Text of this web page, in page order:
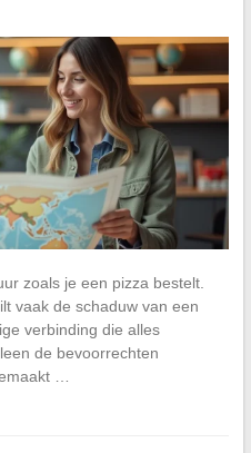
zoals je een pizza bestelt.
vaak de schaduw van een
verbinding die alles
de bevoorrechten
…